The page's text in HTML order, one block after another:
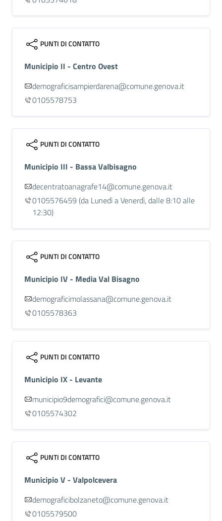
PUNTI DI CONTATTO
Municipio II - Centro Ovest
demograficisampierdarena@comune.genova.it
0105578753
PUNTI DI CONTATTO
Municipio III - Bassa Valbisagno
decentratoanagrafe14@comune.genova.it
0105576459 (da Lunedì a Venerdì, dalle 8:10 alle
12:30)
PUNTI DI CONTATTO
Municipio IV - Media Val Bisagno
demograficimolassana@comune.genova.it
0105578363
PUNTI DI CONTATTO
Municipio IX - Levante
municipio9demografici@comune.genova.it
0105574302
PUNTI DI CONTATTO
Municipio V - Valpolcevera
demograficibolzaneto@comune.genova.it
0105579500